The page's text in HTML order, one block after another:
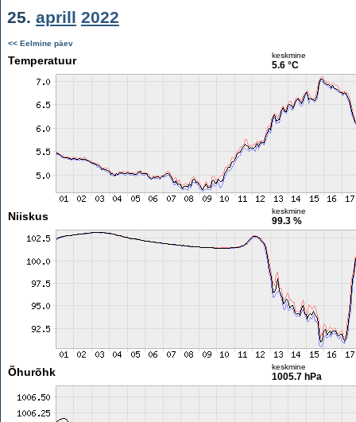
25. aprill 2022
<< Eelmine päev
Temperatuur keskmine
5.6 °C
Niiskus keskmine
99.3 %
Õhurõhk keskmine
1005.7 hPa